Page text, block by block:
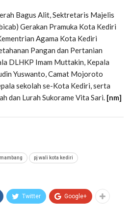
Bagus Alit, Sektretaris Majelis
Gerakan Pramuka Kota Kediri
Agama Kota Kediri
Pangan dan Pertanian
DLHKP Imam Muttakin, Kepala
Yuswanto, Camat Mojoroto
sekolah se-Kota Kediri, serta
dan Lurah Sukorame Vita Sari. [nm]
pj wali kota kediri
Twitter Google+